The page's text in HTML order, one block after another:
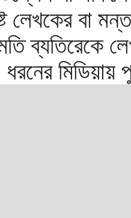
লেখকের বা
ব্যতিরেকে
ধরনের মিডিয়ায়